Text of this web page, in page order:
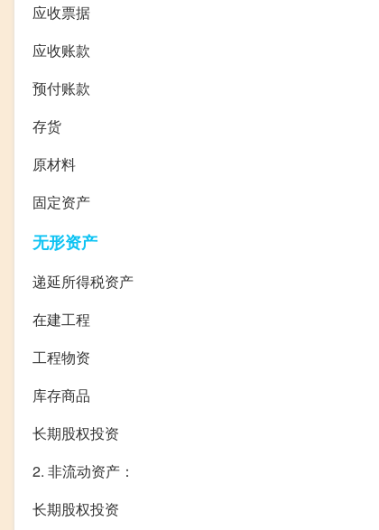
应收票据
应收账款
预付账款
存货
原材料
固定资产
无形资产
递延所得税资产
在建工程
工程物资
库存商品
长期股权投资
2. 非流动资产：
长期股权投资